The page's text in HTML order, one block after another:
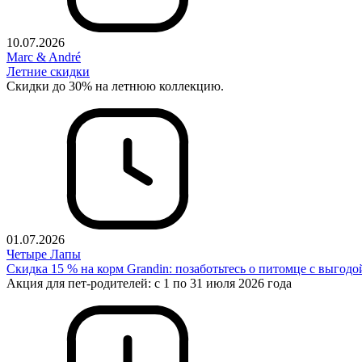
10.07.2026
Marc & André
Летние скидки
Скидки до 30% на летнюю коллекцию.
01.07.2026
Четыре Лапы
Скидка 15 % на корм Grandin: позаботьтесь о питомце с
Акция для пет-родителей: с 1 по 31 июля 2026 года